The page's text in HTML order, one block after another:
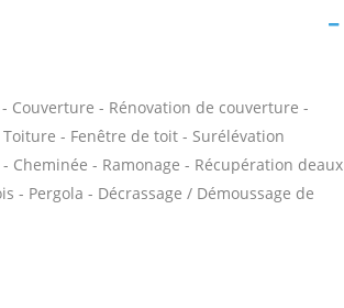
- Rénovation de couverture -
- Fenêtre de toit - Surélévation
- Ramonage - Récupération deaux
- Pergola - Décrassage / Démoussage de